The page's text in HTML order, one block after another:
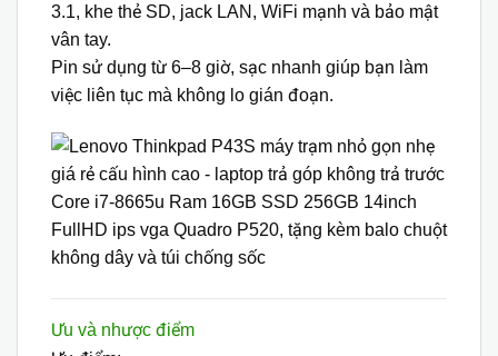
3.1, khe thẻ SD, jack LAN, WiFi mạnh và bảo mật
vân tay.
Pin sử dụng từ 6–8 giờ, sạc nhanh giúp bạn làm
việc liên tục mà không lo gián đoạn.
Ưu và nhược điểm